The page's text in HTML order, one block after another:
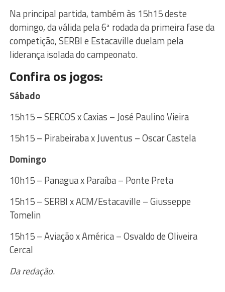
Na principal partida, também às 15h15 deste
domingo, da válida pela 6ª rodada da primeira fase da
competição, SERBI e Estacaville duelam pela
liderança isolada do campeonato.
Confira os jogos:
Sábado
15h15 – SERCOS x Caxias – José Paulino Vieira
15h15 – Pirabeiraba x Juventus – Oscar Castela
Domingo
10h15 – Panagua x Paraíba – Ponte Preta
15h15 – SERBI x ACM/Estacaville – Giusseppe
Tomelin
15h15 – Aviação x América – Osvaldo de Oliveira
Cercal
Da redação.